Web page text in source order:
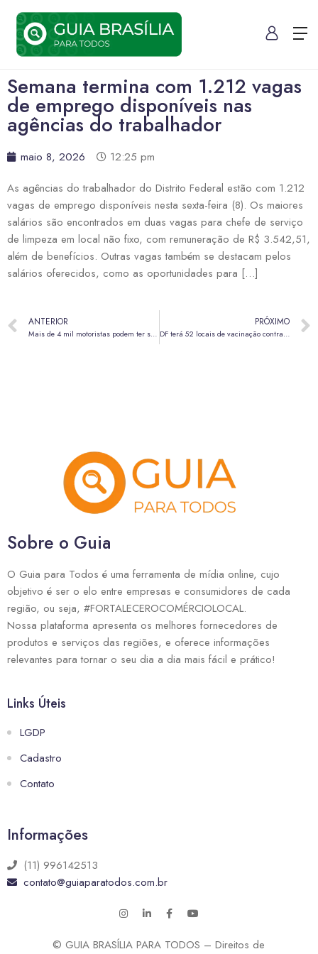
Semana termina com 1.212 vagas
de emprego disponíveis nas
agências do trabalhador
maio 8, 2026
12:25 pm
As agências do trabalhador do Distrito Federal estão com 1.212
vagas de emprego disponíveis nesta sexta-feira (8). Os maiores
salários são encontrados em duas vagas para chefe de serviço
de limpeza em local não fixo, com remuneração de R$ 3.542,51,
além de benefícios. Outras vagas também se destacam pelos
salários oferecidos, como as oportunidades para […]
ANTERIOR
Mais de 4 mil motoristas podem ter seus direitos de dirigir revogados devido a infrações
PRÓXIMO
DF terá 52 locais de vacinação contra gripe e outras doenças neste sábado (9)
Sobre o Guia
O Guia para Todos é uma ferramenta de mídia online, cujo
objetivo é ser o elo entre empresas e consumidores de cada
região, ou seja, #FORTALECEROCOMÉRCIOLOCAL.
Nossa plataforma apresenta os melhores fornecedores de
produtos e serviços das regiões, e oferece informações
relevantes para tornar o seu dia a dia mais fácil e prático!
Links Úteis
LGDP
Cadastro
Contato
Informações
(11) 996142513
contato@guiaparatodos.com.br
© GUIA BRASÍLIA PARA TODOS – Direitos de